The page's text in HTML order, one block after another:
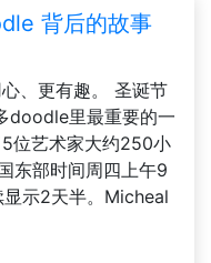
背后的故事
、更有趣。 圣诞节
doodle里最重要的一
位艺术家大约250小
东部时间周四上午9
示2天半。Micheal